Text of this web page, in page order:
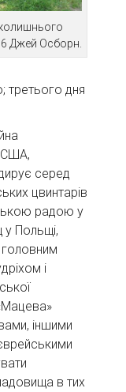
Джей Осборн.
третього дня
США,
серед
цвинтарів
радою у
Польщі,
і
іншими
в тих